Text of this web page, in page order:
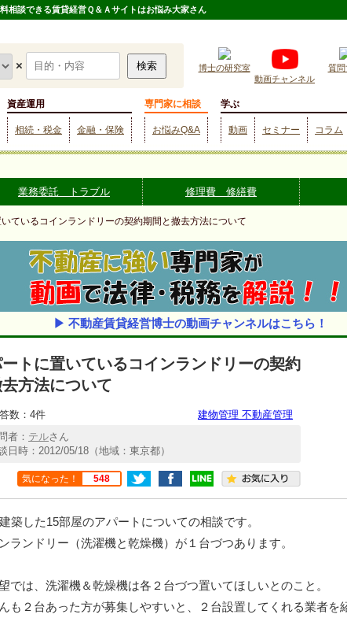
相談できる賃貸経営Ｑ＆Ａサイトはお悩み大家さん
×
博士の研究室
動画チャンネル
質問
資産運用
相続・税金 金融・保険
専門家に相談
お悩みQ&A
学ぶ
動画 セミナー コラム
業務委託 トラブル 修理費 修繕費
ているコインランドリーの契約期間と撤去方法について
▶ 不動産賃貸経営博士の動画チャンネルはこちら！
トに置いているコインランドリーの契約
方法について
数：4件
建物管理 不動産管理
者： テルさん
日時：2012/05/18（地域：東京都）
気になった！ 548
築した15部屋のアパートについての相談です。
ランドリー（洗濯機と乾燥機）が１台づつあります。
では、洗濯機＆乾燥機は各２台づつ置いてほしいとのこと。
も２台あった方が募集しやすいと、２台設置してくれる業者を